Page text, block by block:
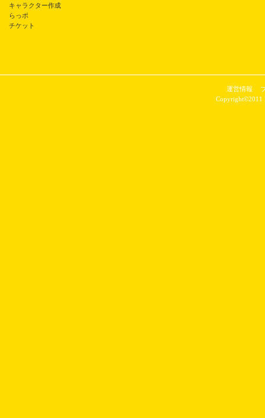
キャラクター作成
らっポ
チケット
運営情報
Copyright©2011